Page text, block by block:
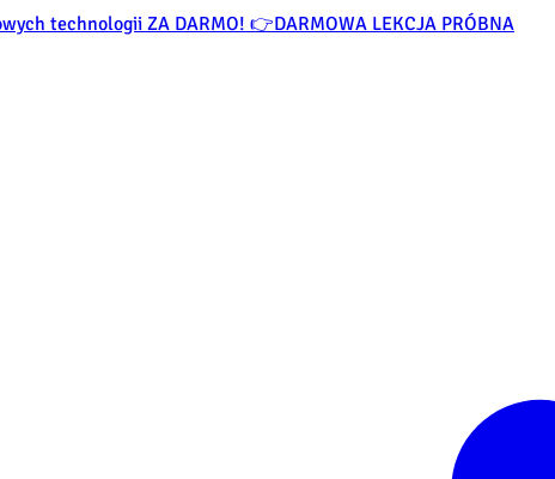
technologii ZA DARMO! 👉DARMOWA LEKCJA PRÓBNA